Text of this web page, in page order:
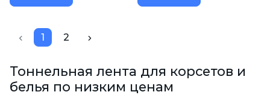
1 2
Тоннельная лента для корсетов и
белья по низким ценам